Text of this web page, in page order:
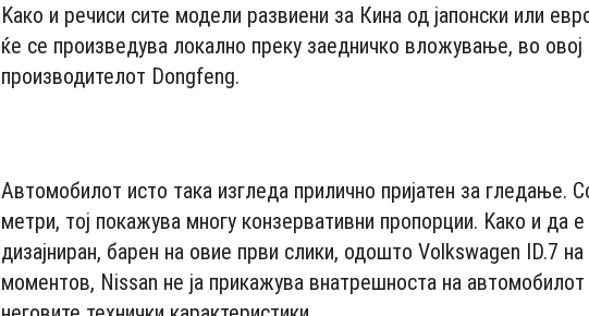
Kако и речиси сите модели развиени за Кина од јапонски или
ќе се произведува локално преку заедничко вложување, во овој
производителот Dongfeng.
Автомобилот исто така изгледа прилично пријатен за гледање.
метри, тој покажува многу конзервативни пропорции. Kако и да
дизајниран, барен на овие први слики, одошто Volkswagen ID.7
моментов, Nissan не ја прикажува внатрешноста на автомобилот